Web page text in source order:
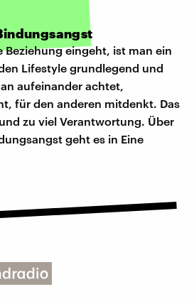
Beziehung eingeht, ist man ein
Lifestyle grundlegend und
aufeinander achtet,
für den anderen mitdenkt. Das
zu viel Verantwortung. Über
geht es in Eine